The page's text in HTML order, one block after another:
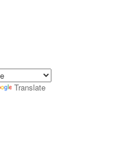
Translate